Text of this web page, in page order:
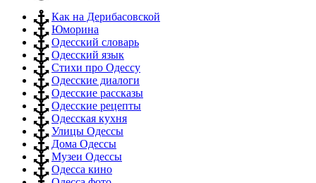
Как на Дерибасовской
Юморина
Одесский словарь
Одесский язык
Стихи про Одессу
Одесские диалоги
Одесские рассказы
Одесские рецепты
Одесская кухня
Улицы Одессы
Дома Одессы
Музеи Одессы
Одесса кино